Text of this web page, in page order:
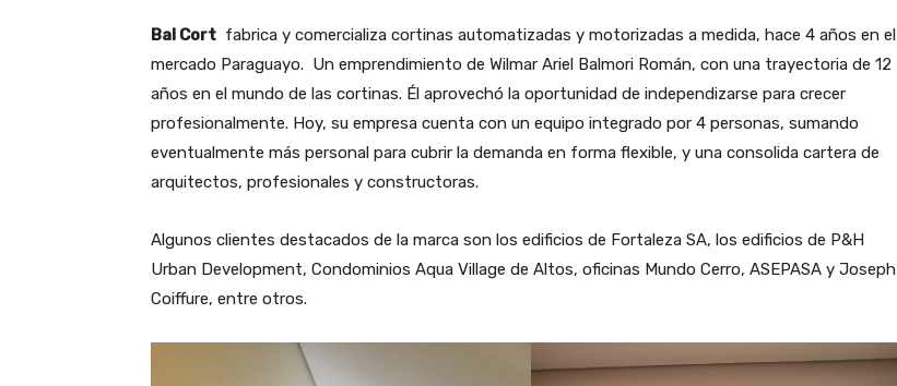
Bal Cort fabrica y comercializa cortinas automatizadas y motorizadas a medida, hace 4 años en el
mercado Paraguayo. Un emprendimiento de Wilmar Ariel Balmori Román, con una trayectoria de 12
años en el mundo de las cortinas. Él aprovechó la oportunidad de independizarse para crecer
profesionalmente. Hoy, su empresa cuenta con un equipo integrado por 4 personas, sumando
eventualmente más personal para cubrir la demanda en forma flexible, y una consolida cartera de
arquitectos, profesionales y constructoras.
Algunos clientes destacados de la marca son los edificios de Fortaleza SA, los edificios de P&H
Urban Development, Condominios Aqua Village de Altos, oficinas Mundo Cerro, ASEPASA y Joseph
Coiffure, entre otros.